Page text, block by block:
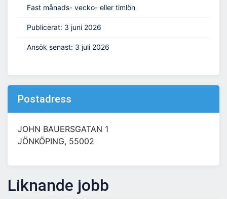
Fast månads- vecko- eller timlön
Publicerat: 3 juni 2026
Ansök senast: 3 juli 2026
Postadress
JOHN BAUERSGATAN 1
JÖNKÖPING, 55002
Liknande jobb